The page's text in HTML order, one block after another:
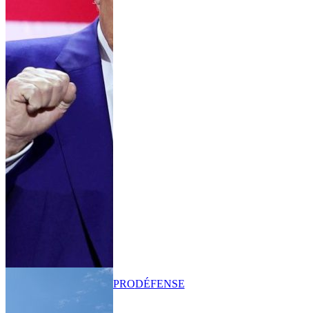
PRODÉFENSE